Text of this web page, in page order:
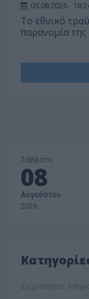
Σάββατο
08
Αυγούστου
2026
Συχνότητες
05.08.2026 -
Το εθνικό
παρανομία